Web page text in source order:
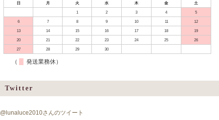
日
月 火 水 木 金
土
1
2 3 4
5
6
7 8 9 10 11
12
13
14 15 16 17 18
19
20
21 22 23 24 25
26
27
28 29 30
（ 発送業務休）
Twitter
@lunaluce2010さんのツイート